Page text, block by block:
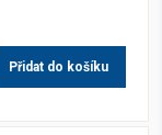
Přidat do košíku